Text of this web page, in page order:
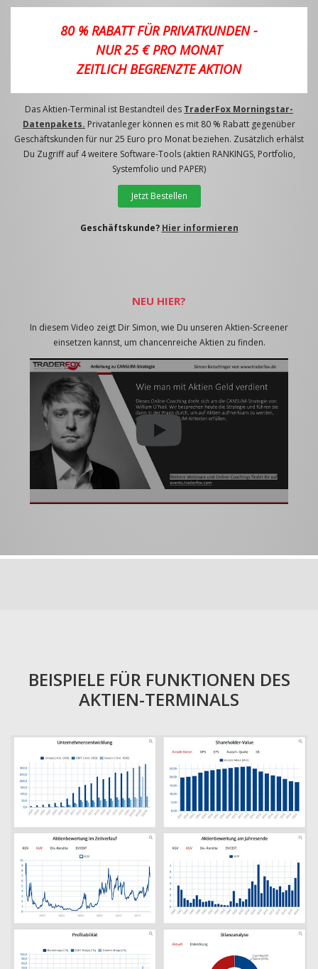
80 % RABATT FÜR PRIVATKUNDEN -
NUR 25 € PRO MONAT
ZEITLICH BEGRENZTE AKTION
Das Aktien-Terminal ist Bestandteil des TraderFox Morningstar-
Datenpakets. Privatanleger können es mit 80 % Rabatt gegenüber
Geschäftskunden für nur 25 Euro pro Monat beziehen. Zusätzlich erhälst
Du Zugriff auf 4 weitere Software-Tools (aktien RANKINGS, Portfolio,
Systemfolio und PAPER)
Jetzt Bestellen
Geschäftskunde? Hier informieren
NEU HIER?
In diesem Video zeigt Dir Simon, wie Du unseren Aktien-Screener
einsetzen kannst, um chancenreiche Aktien zu finden.
BEISPIELE FÜR FUNKTIONEN DES
AKTIEN-TERMINALS